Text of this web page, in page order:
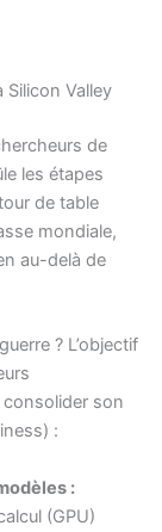
Valley
de
les étapes
de table
mondiale,
au-delà de
? L’objectif
son
:
:
(GPU)